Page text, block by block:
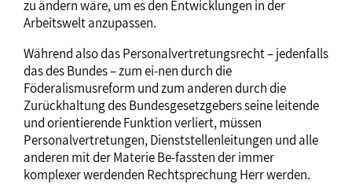
zu ändern wäre, um es den Entwicklungen in der
Arbeitswelt anzupassen.
Während also das Personalvertretungsrecht – jedenfalls
das des Bundes – zum ei-nen durch die
Föderalismusreform und zum anderen durch die
Zurückhaltung des Bundesgesetzgebers seine leitende
und orientierende Funktion verliert, müssen
Personalvertretungen, Dienststellenleitungen und alle
anderen mit der Materie Be-fassten der immer
komplexer werdenden Rechtsprechung Herr werden.